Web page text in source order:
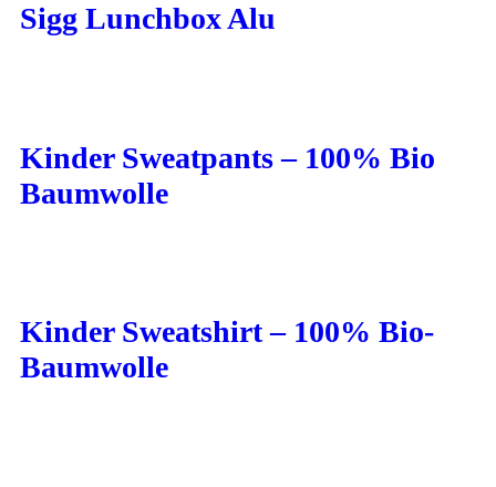
Sigg Lunchbox Alu
Kinder Sweatpants – 100% Bio
Baumwolle
Kinder Sweatshirt – 100% Bio-
Baumwolle